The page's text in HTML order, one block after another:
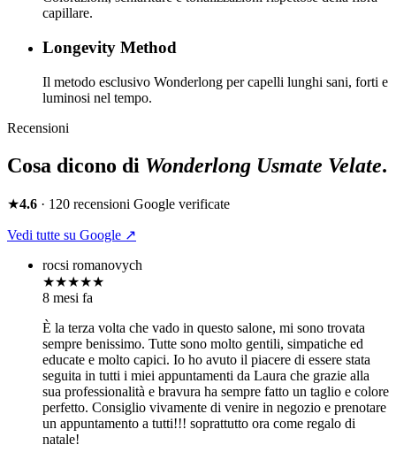
capillare.
Longevity Method
Il metodo esclusivo Wonderlong per capelli lunghi sani, forti e
luminosi nel tempo.
Recensioni
Cosa dicono di Wonderlong Usmate Velate.
★4.6 · 120 recensioni Google verificate
Vedi tutte su Google ↗
rocsi romanovych
★★★★★
8 mesi fa
È la terza volta che vado in questo salone, mi sono trovata
sempre benissimo. Tutte sono molto gentili, simpatiche ed
educate e molto capici. Io ho avuto il piacere di essere stata
seguita in tutti i miei appuntamenti da Laura che grazie alla
sua professionalità e bravura ha sempre fatto un taglio e colore
perfetto. Consiglio vivamente di venire in negozio e prenotare
un appuntamento a tutti!!! soprattutto ora come regalo di
natale!